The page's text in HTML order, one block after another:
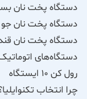
دستگاه پخت نان
دستگاه پخت نان جو 100 درصد خالص
دستگاه پخت نان
دستگاه‌های اتوماتیک با
رول کن 10 ایستگاه
چرا انتخاب